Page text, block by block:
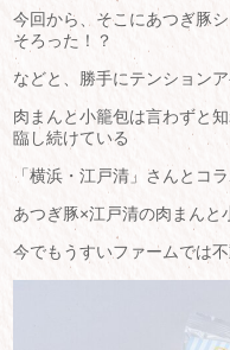
今回から、そこにあつぎ豚
そろった！？
などと、勝手にテンション
肉まんと小籠包は言わずと
臨し続けている
「横浜・江戸清」さんとコ
あつぎ豚×江戸清の肉まん
今でもうすいファームでは